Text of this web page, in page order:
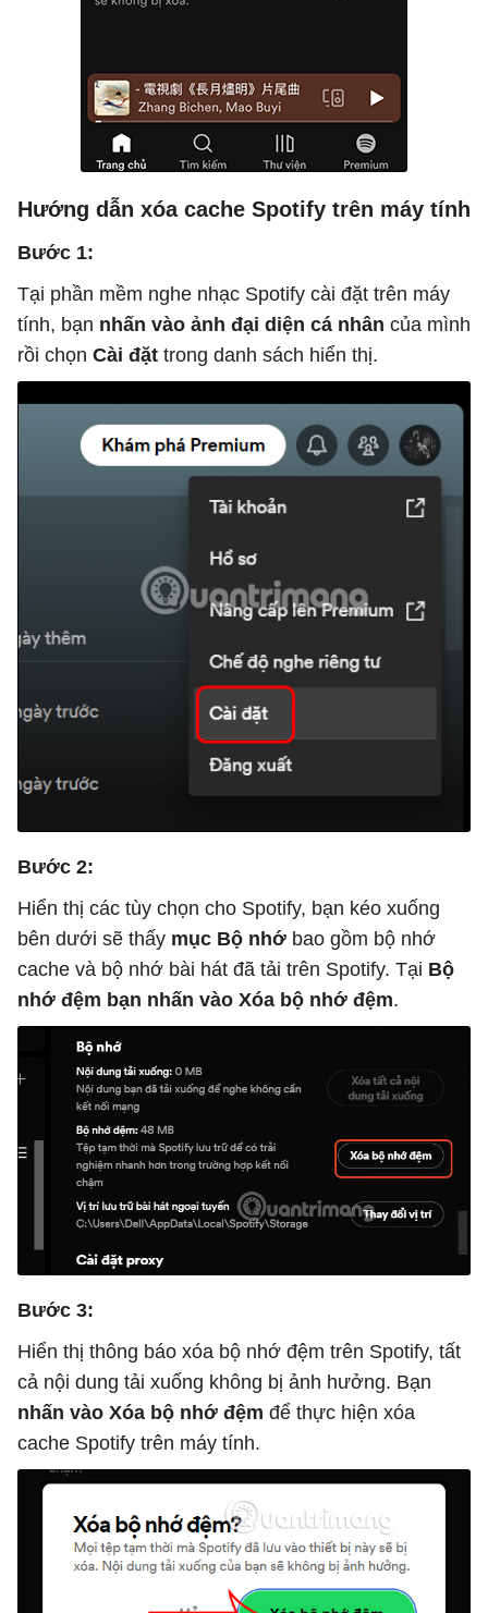
Hướng dẫn xóa cache Spotify trên máy tính
Bước 1:
Tại phần mềm nghe nhạc Spotify cài đặt trên máy
tính, bạn nhấn vào ảnh đại diện cá nhân của mình
rồi chọn Cài đặt trong danh sách hiển thị.
Bước 2:
Hiển thị các tùy chọn cho Spotify, bạn kéo xuống
bên dưới sẽ thấy mục Bộ nhớ bao gồm bộ nhớ
cache và bộ nhớ bài hát đã tải trên Spotify. Tại Bộ
nhớ đệm bạn nhấn vào Xóa bộ nhớ đệm.
Bước 3:
Hiển thị thông báo xóa bộ nhớ đệm trên Spotify, tất
cả nội dung tải xuống không bị ảnh hưởng. Bạn
nhấn vào Xóa bộ nhớ đệm để thực hiện xóa
cache Spotify trên máy tính.